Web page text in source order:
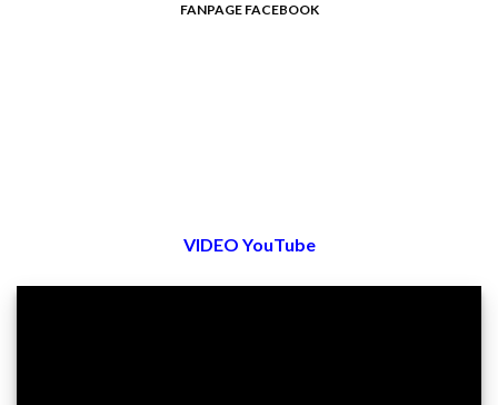
FANPAGE FACEBOOK
VIDEO YouTube